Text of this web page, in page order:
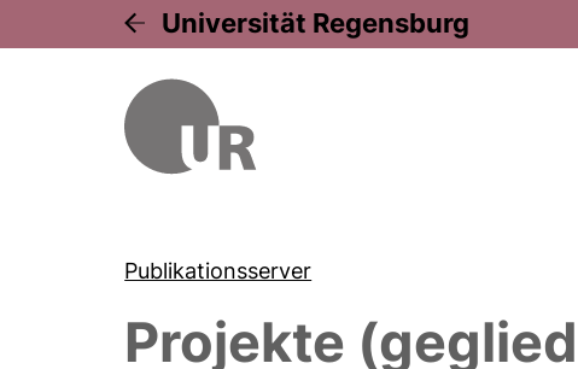
Universität Regensburg
Publikationsserver
Projekte